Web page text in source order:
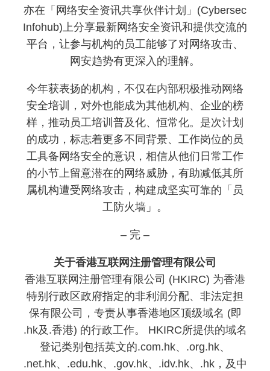
亦在「网络安全资讯共享伙伴计划」(Cybersec
Infohub)上分享最新网络安全资讯和提供交流的
平台，让参与机构的员工能够了对网络攻击、
网安趋势有更深入的理解。
今年获表扬的机构，不仅在内部积极推动网络
安全培训，对外也能成为其他机构、企业的榜
样，推动员工培训普及化、恒常化。是次计划
的成功，标志着更多不同背景、工作岗位的员
工具备网络安全的意识，相信从他们日常工作
的小节上留意潜在的网络威胁，有助减低其所
属机构遭受网络攻击，构建成坚实可靠的「员
工防火墙」。
– 完 –
关于香港互联网注册管理有限公司
香港互联网注册管理有限公司 (HKIRC) 为香港
特别行政区政府指定的非利润分配、非法定担
保有限公司，专责从事香港地区顶级域名 (即
.hk及.香港) 的行政工作。 HKIRC所提供的域名
登记类别包括英文的.com.hk、.org.hk、
.net.hk、.edu.hk、.gov.hk、.idv.hk、.hk，及中